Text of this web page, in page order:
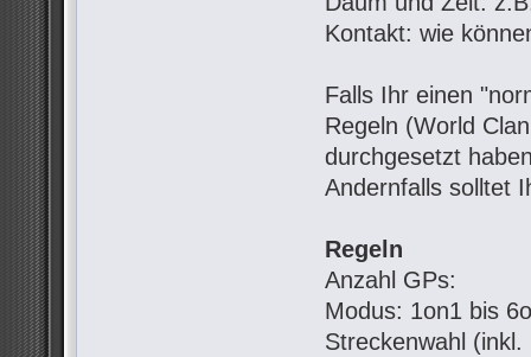
Kontakt: wie
Falls Ihr einen
Regeln (World
durchgesetzt
Andernfalls solltet
Regeln
Anzahl GPs:
Modus: 1on1 bis
Streckenwahl